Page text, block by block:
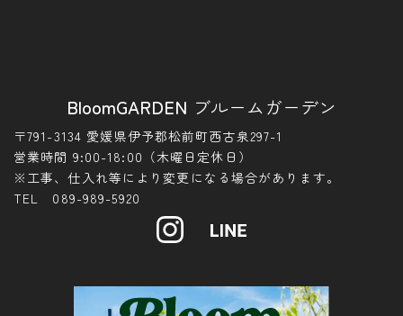
BloomGARDEN ブルームガーデン
〒791-3134 愛媛県伊予郡松前町西古泉297-1
営業時間 9:00-18:00（木曜日定休日）
※工事、仕入れ等により変更になる場合があります。
TEL 089-989-5920